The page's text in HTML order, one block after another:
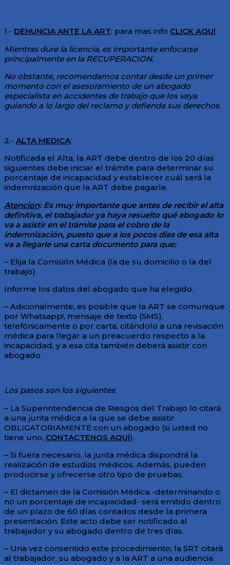
1.- DENUNCIA ANTE LA ART: para mas info CLICK AQUI
Mientras dure la licencia, es importante enfocarse
principalmente en la RECUPERACION.
No obstante, recomendamos contar desde un primer
momento con el asesoramiento de un abogado
especialista en accidentes de trabajo que los vaya
guiando a lo largo del reclamo y defienda sus derechos.
2.- ALTA MEDICA:
Notificada el Alta, la ART debe dentro de los 20 días
siguientes debe iniciar el trámite para determinar su
porcentaje de incapacidad y establecer cuál será la
indemnización que la ART debe pagarle.
Atencion: Es muy importante que antes de recibir el alta
definitiva, el trabajador ya haya resuelto qué abogado lo
va a asistir en el trámite para el cobro de la
indemnización, puesto que a los pocos días de esa alta
va a llegarle una carta documento para que:
– Elija la Comisión Médica (la de su domicilio o la del
trabajo).
Informe los datos del abogado que ha elegido.
– Adicionalmente, es posible que la ART se comunique
por Whatsapp!, mensaje de texto (SMS),
telefónicamente o por carta, citándolo a una revisación
médica para llegar a un preacuerdo respecto a la
incapacidad, y a esa cita también deberá asistir con
abogado
Los pasos son los siguientes:
– La Superintendencia de Riesgos del Trabajo lo citará
a una junta médica a la que se debe asistir
OBLIGATORIAMENTE con un abogado (si usted no
tiene uno, CONTACTENOS AQUÍ).
– Si fuera necesario, la junta médica dispondrá la
realización de estudios médicos. Además, pueden
producirse y ofrecerse otro tipo de pruebas.
– El dictamen de la Comisión Médica -determinando o
no un porcentaje de incapacidad- será emitido dentro
de un plazo de 60 días contados desde la primera
presentación. Este acto debe ser notificado al
trabajador y su abogado dentro de tres días.
– Una vez consentido este procedimiento, la SRT citará
al trabajador, su abogado y a la ART a una audiencia